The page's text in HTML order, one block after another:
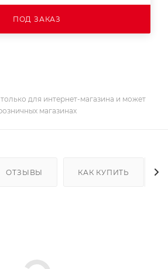
ПОД ЗАКАЗ
для интернет-магазина и может
магазинах
ОТЗЫВЫ КАК КУПИТЬ